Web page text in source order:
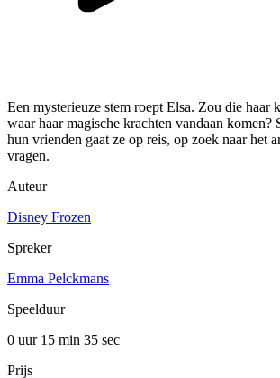
Een mysterieuze stem roept Elsa. Zou die haar
waar haar magische krachten vandaan komen?
hun vrienden gaat ze op reis, op zoek naar het
vragen.
Auteur
Disney Frozen
Spreker
Emma Pelckmans
Speelduur
0 uur 15 min 35 sec
Prijs